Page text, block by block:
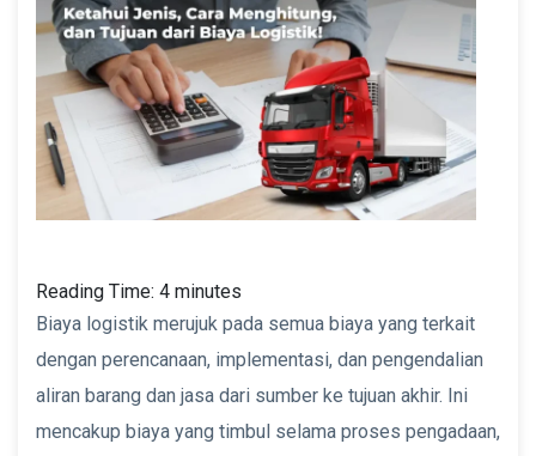
Reading Time: 4 minutes
Biaya logistik merujuk pada semua biaya yang terkait
dengan perencanaan, implementasi, dan pengendalian
aliran barang dan jasa dari sumber ke tujuan akhir. Ini
mencakup biaya yang timbul selama proses pengadaan,